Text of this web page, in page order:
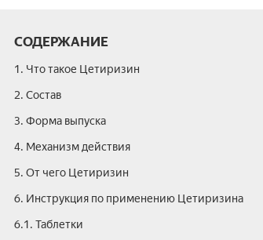
СОДЕРЖАНИЕ
1. Что такое Цетиризин
2. Состав
3. Форма выпуска
4. Механизм действия
5. От чего Цетиризин
6. Инструкция по применению Цетиризина
6.1. Таблетки